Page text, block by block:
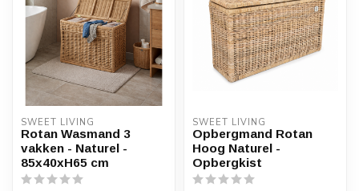
SWEET LIVING
Rotan Wasmand 3
vakken - Naturel -
85x40xH65 cm
SWEET LIVING
Opbergmand Rotan
Hoog Naturel -
Opbergkist